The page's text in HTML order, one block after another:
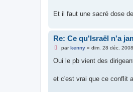
Et il faut une sacré dose
Re: Ce qu'Israël n'a
M
s
g
parkenny» dim. 28 déc.
Oui le pb vient des
et c'est vrai que ce conflit